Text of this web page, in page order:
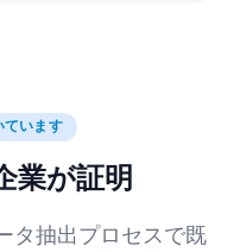
ています
業が証明
タ抽出プロセスで既